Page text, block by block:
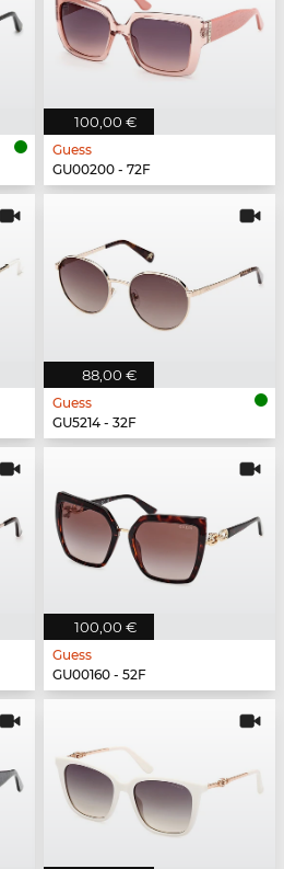
100,00 €
Guess
GU00200 - 72F
88,00 €
Guess
GU5214 - 32F
100,00 €
Guess
GU00160 - 52F